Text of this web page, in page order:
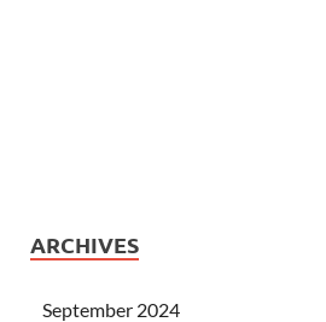
ARCHIVES
September 2024